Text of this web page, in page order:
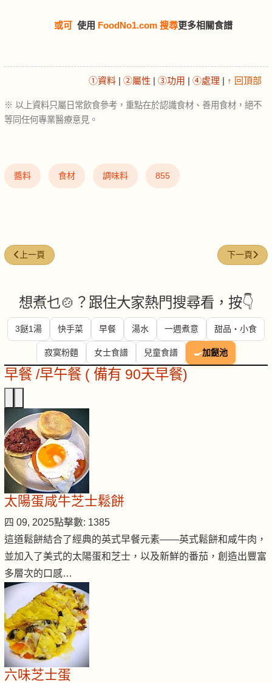
或可 使用 FoodNo1.com 搜尋更多相關食譜
①資料 | ②屬性 | ③功用 | ④處理 | ↑ 回頂部
※ 以上資料只屬日常飲食參考，重點在於認識食材、善用食材，絕不
等同任何專業醫療意見。
醬料 食材 調味料 855
上一篇文章: 開心果 (Pistachio)
上一頁 下一篇文
下一頁
想煮乜🍲？跟住大家熱門搜尋看，按👇
3餸1湯 快手菜 早餐 湯水 一週煮意 甜品・小食
寂寞粉麵 女士食譜 兒童食譜 🍳加餸池
早餐 /早午餐 ( 備有 90天早餐)
太陽蛋咸牛芝士鬆餅
四 09, 2025點擊數: 1385
這道鬆餅結合了經典的英式早餐元素——英式鬆餅和咸牛肉，
並加入了美式的太陽蛋和芝士，以及新鮮的番茄，創造出豐富
多層次的口感…
六味芝士蛋